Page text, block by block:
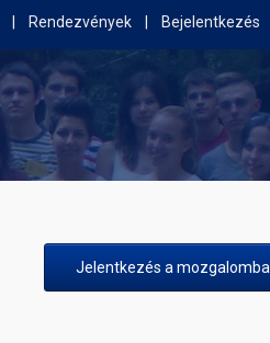
Rendezvények Bejelentkezés
Jelentkezés a mozgalomba